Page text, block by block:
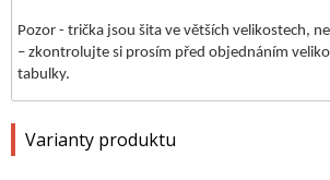
Pozor - trička jsou šita ve větších velikostech,
– zkontrolujte si prosím před objednáním
tabulky.
Varianty produktu